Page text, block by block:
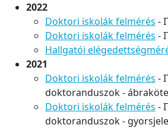
2022
Doktori iskolák felmérés -
Doktori iskolák felmérés -
Hallgatói
2021
Doktori iskolák felmérés -
doktoranduszok -
Doktori iskolák felmérés -
doktoranduszok -